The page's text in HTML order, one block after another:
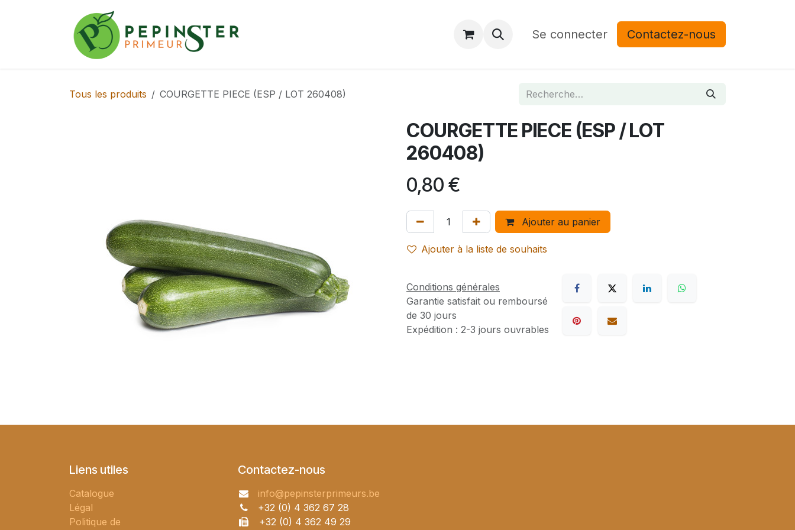
Contactez-nous Se connecter Contactez-nous
Tous les produits COURGETTE PIECE (ESP / LOT 260408)
COURGETTE PIECE (ESP / LOT
260408)
0,80 €
Ajouter au panier
Ajouter à la liste de souhaits
Conditions générales
Garantie satisfait ou remboursé
de 30 jours
Expédition : 2-3 jours ouvrables
Liens utiles
Catalogue
Légal
Politique de
Contactez-nous
info@pepinsterprimeurs.be
+32 (0) 4 362 67 28
+32 (0) 4 362 49 29